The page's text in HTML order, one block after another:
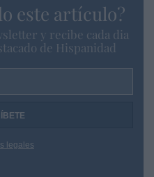
este artículo?
y recibe cada dia
de Hispanidad
legales